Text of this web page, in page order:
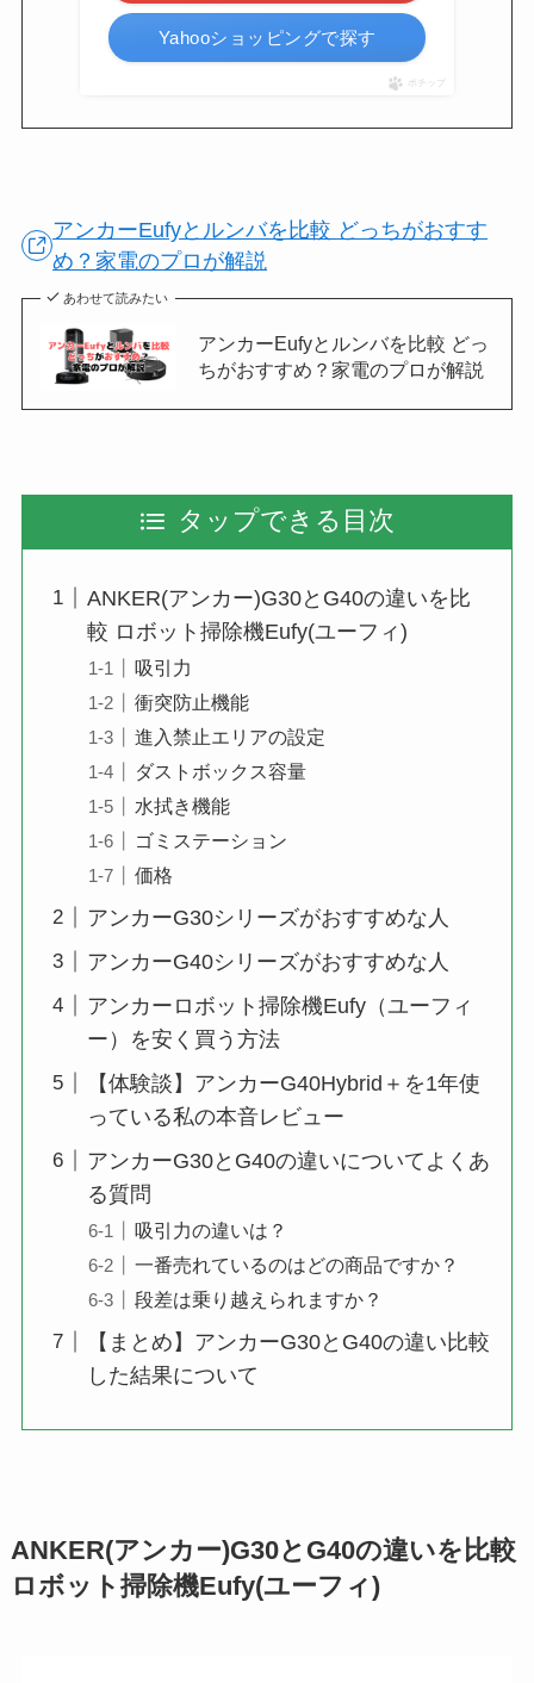
Yahooショッピングで探す
ポチップ
アンカーEufyとルンバを比較 どっちがおすす
め？家電のプロが解説
あわせて読みたい
アンカーEufyとルンバを比較 どっ
ちがおすすめ？家電のプロが解説
タップできる目次
ANKER(アンカー)G30とG40の違いを比
較 ロボット掃除機Eufy(ユーフィ)
吸引力
衝突防止機能
進入禁止エリアの設定
ダストボックス容量
水拭き機能
ゴミステーション
価格
アンカーG30シリーズがおすすめな人
アンカーG40シリーズがおすすめな人
アンカーロボット掃除機Eufy（ユーフィ
ー）を安く買う方法
【体験談】アンカーG40Hybrid＋を1年使
っている私の本音レビュー
アンカーG30とG40の違いについてよくあ
る質問
吸引力の違いは？
一番売れているのはどの商品ですか？
段差は乗り越えられますか？
【まとめ】アンカーG30とG40の違い比較
した結果について
ANKER(アンカー)G30とG40の違いを比較
ロボット掃除機Eufy(ユーフィ)